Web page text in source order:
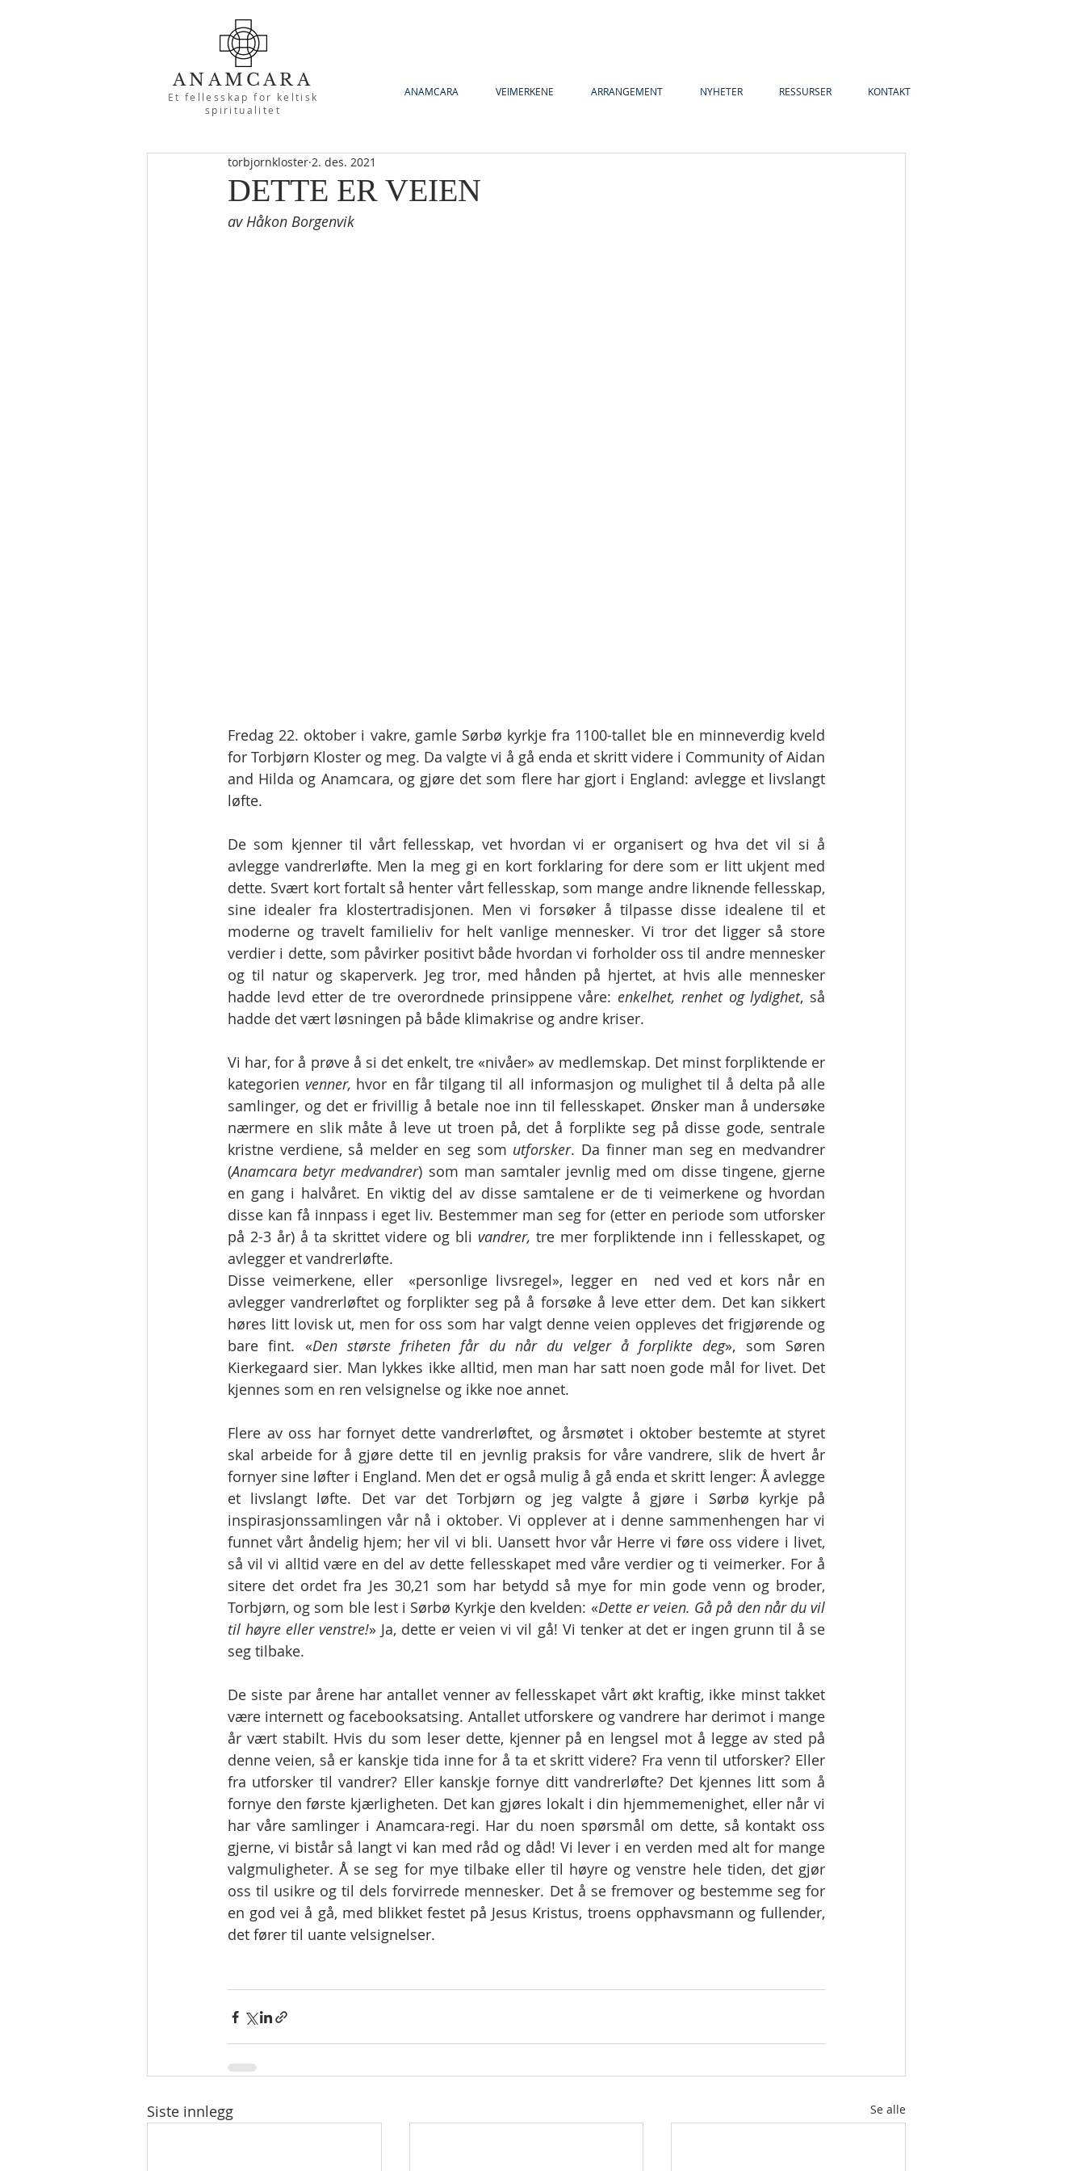
ANAMCARA
Et fellesskap for keltisk
spiritualitet
ANAMCARA VEIMERKENE ARRANGEMENT NYHETER RESSURSER KONTAKT
DETTE ER VEIEN
torbjornkloster 2. des. 2021
av Håkon Borgenvik
Fredag 22. oktober i vakre, gamle Sørbø kyrkje fra 1100-tallet ble en minneverdig kveld
for Torbjørn Kloster og meg. Da valgte vi å gå enda et skritt videre i Community of Aidan
and Hilda og Anamcara, og gjøre det som flere har gjort i England: avlegge et livslangt
løfte.
De som kjenner til vårt fellesskap, vet hvordan vi er organisert og hva det vil si å
avlegge vandrerløfte. Men la meg gi en kort forklaring for dere som er litt ukjent med
dette. Svært kort fortalt så henter vårt fellesskap, som mange andre liknende fellesskap,
sine idealer fra klostertradisjonen. Men vi forsøker å tilpasse disse idealene til et
moderne og travelt familieliv for helt vanlige mennesker. Vi tror det ligger så store
verdier i dette, som påvirker positivt både hvordan vi forholder oss til andre mennesker
og til natur og skaperverk. Jeg tror, med hånden på hjertet, at hvis alle mennesker
hadde levd etter de tre overordnede prinsippene våre: enkelhet, renhet og lydighet, så
hadde det vært løsningen på både klimakrise og andre kriser.
Vi har, for å prøve å si det enkelt, tre «nivåer» av medlemskap. Det minst forpliktende er
kategorien venner, hvor en får tilgang til all informasjon og mulighet til å delta på alle
samlinger, og det er frivillig å betale noe inn til fellesskapet. Ønsker man å undersøke
nærmere en slik måte å leve ut troen på, det å forplikte seg på disse gode, sentrale
kristne verdiene, så melder en seg som utforsker. Da finner man seg en medvandrer
(Anamcara betyr medvandrer) som man samtaler jevnlig med om disse tingene, gjerne
en gang i halvåret. En viktig del av disse samtalene er de ti veimerkene og hvordan
disse kan få innpass i eget liv. Bestemmer man seg for (etter en periode som utforsker
på 2-3 år) å ta skrittet videre og bli vandrer, tre mer forpliktende inn i fellesskapet, og
avlegger et vandrerløfte.
Disse veimerkene, eller  «personlige livsregel», legger en  ned ved et kors når en
avlegger vandrerløftet og forplikter seg på å forsøke å leve etter dem. Det kan sikkert
høres litt lovisk ut, men for oss som har valgt denne veien oppleves det frigjørende og
bare fint. «Den største friheten får du når du velger å forplikte deg», som Søren
Kierkegaard sier. Man lykkes ikke alltid, men man har satt noen gode mål for livet. Det
kjennes som en ren velsignelse og ikke noe annet.
Flere av oss har fornyet dette vandrerløftet, og årsmøtet i oktober bestemte at styret
skal arbeide for å gjøre dette til en jevnlig praksis for våre vandrere, slik de hvert år
fornyer sine løfter i England. Men det er også mulig å gå enda et skritt lenger: Å avlegge
et livslangt løfte. Det var det Torbjørn og jeg valgte å gjøre i Sørbø kyrkje på
inspirasjonssamlingen vår nå i oktober. Vi opplever at i denne sammenhengen har vi
funnet vårt åndelig hjem; her vil vi bli. Uansett hvor vår Herre vi føre oss videre i livet,
så vil vi alltid være en del av dette fellesskapet med våre verdier og ti veimerker. For å
sitere det ordet fra Jes 30,21 som har betydd så mye for min gode venn og broder,
Torbjørn, og som ble lest i Sørbø Kyrkje den kvelden: «Dette er veien. Gå på den når du vil
til høyre eller venstre!» Ja, dette er veien vi vil gå! Vi tenker at det er ingen grunn til å se
seg tilbake.
De siste par årene har antallet venner av fellesskapet vårt økt kraftig, ikke minst takket
være internett og facebooksatsing. Antallet utforskere og vandrere har derimot i mange
år vært stabilt. Hvis du som leser dette, kjenner på en lengsel mot å legge av sted på
denne veien, så er kanskje tida inne for å ta et skritt videre? Fra venn til utforsker? Eller
fra utforsker til vandrer? Eller kanskje fornye ditt vandrerløfte? Det kjennes litt som å
fornye den første kjærligheten. Det kan gjøres lokalt i din hjemmemenighet, eller når vi
har våre samlinger i Anamcara-regi. Har du noen spørsmål om dette, så kontakt oss
gjerne, vi bistår så langt vi kan med råd og dåd! Vi lever i en verden med alt for mange
valgmuligheter. Å se seg for mye tilbake eller til høyre og venstre hele tiden, det gjør
oss til usikre og til dels forvirrede mennesker. Det å se fremover og bestemme seg for
en god vei å gå, med blikket festet på Jesus Kristus, troens opphavsmann og fullender,
det fører til uante velsignelser.
Siste innlegg Se alle